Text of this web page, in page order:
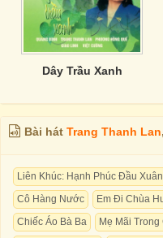
Dây Trầu Xanh
Bài hát Trang Thanh Lan,
Liên Khúc: Hạnh Phúc Đầu
Cô Hàng Nước
Em Đi Chùa
Chiếc Áo Bà Ba
Mẹ Mãi Trong